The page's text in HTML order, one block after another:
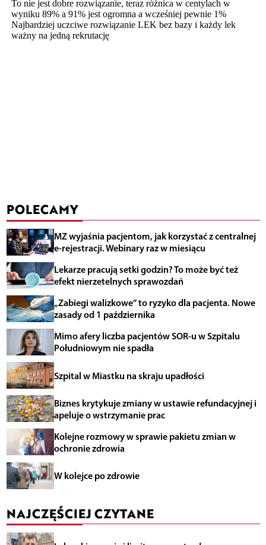
POLECAMY
MZ wyjaśnia pacjentom, jak korzystać z centralnej
e-rejestracji. Webinary raz w miesiącu
Lekarze pracują setki godzin? To może być też
efekt nierzetelnych sprawozdań
„Zabiegi walizkowe” to ryzyko dla pacjenta. Nowe
zasady od 1 października
Mimo afery liczba pacjentów SOR-u w Szpitalu
Południowym nie spadła
Szpital w Miastku na skraju upadłości
Biznes krytykuje zmiany w ustawie refundacyjnej i
apeluje o wstrzymanie prac
Kolejne rozmowy w sprawie pakietu zmian w
ochronie zdrowia
W kolejce po zdrowie
NAJCZĘŚCIEJ CZYTANE